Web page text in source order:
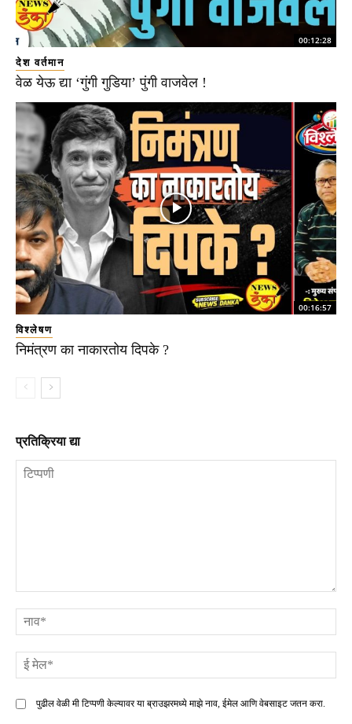
00:12:28
देश वर्तमान
वेळ येऊ द्या ‘गुंगी गुडिया’ पुंगी वाजवेल !
00:16:57
विश्लेषण
निमंत्रण का नाकारतोय दिपके ?
प्रतिक्रिया द्या
पुढील वेळी मी टिप्पणी केल्यावर या ब्राउझरमध्ये माझे नाव, ईमेल आणि वेबसाइट जतन करा.